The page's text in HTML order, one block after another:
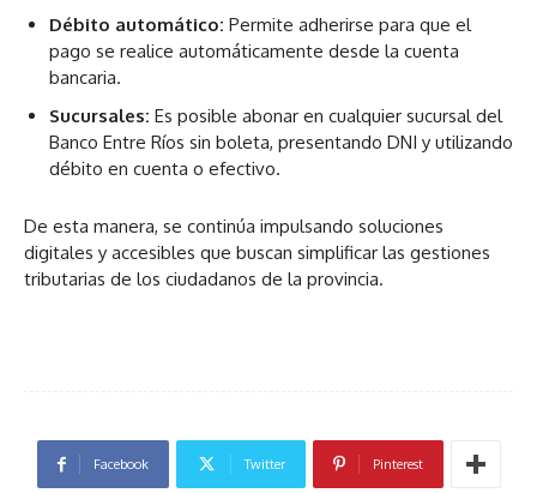
Débito automático: Permite adherirse para que el
pago se realice automáticamente desde la cuenta
bancaria.
Sucursales: Es posible abonar en cualquier sucursal del
Banco Entre Ríos sin boleta, presentando DNI y utilizando
débito en cuenta o efectivo.
De esta manera, se continúa impulsando soluciones
digitales y accesibles que buscan simplificar las gestiones
tributarias de los ciudadanos de la provincia.
Facebook Twitter Pinterest